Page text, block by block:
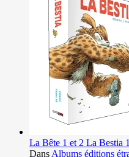
La Bête 1 et 2 La Bestia
Dans Albums éditions